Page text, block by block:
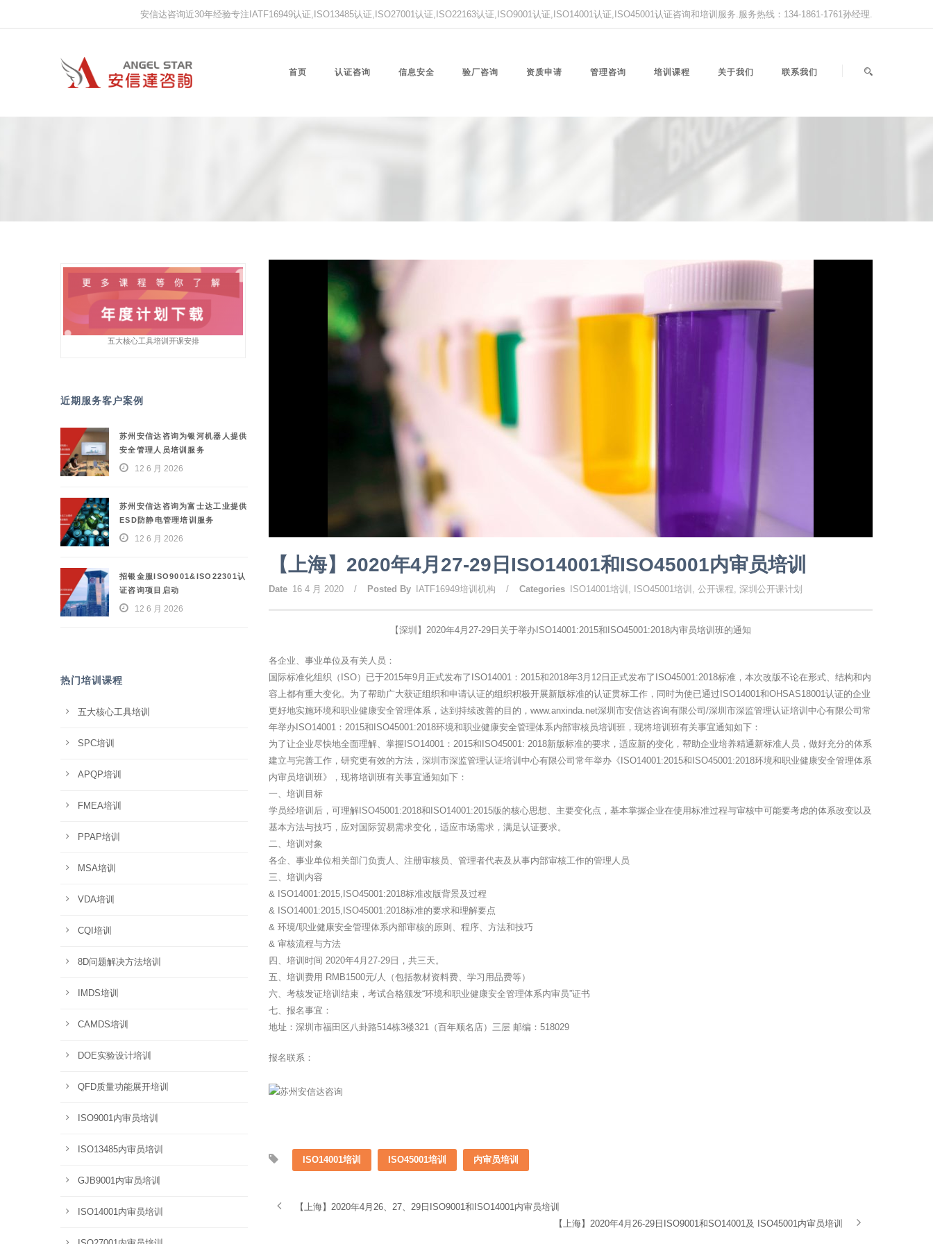
安信达咨询近30年经验专注IATF16949认证,ISO13485认证,ISO27001认证,ISO22163认证,ISO9001认证,ISO14001认证,ISO45001认证咨询和培训服务.服务热线：134-1861-1761孙经理.
首页 认证咨询 信息安全 验厂咨询 资质申请 管理咨询 培训课程 关于我们 联系我们
【上海】2020年4月27-29日ISO14001和ISO45001内审员培训
Date 16 4 月 2020 / Posted By IATF16949培训机构 / Categories ISO14001培训 , ISO45001培训 , 公开课程, 深圳公开课计划
【深圳】2020年4月27-29日关于举办ISO14001:2015和ISO45001:2018内审员培训班的通知
各企业、事业单位及有关人员：
国际标准化组织（ISO）已于2015年9月正式发布了ISO14001：2015和2018年3月12日正式发布了ISO45001:2018标准，本次改版不论在形式、结构和内
容上都有重大变化。为了帮助广大获证组织和申请认证的组织积极开展新版标准的认证贯标工作，同时为使已通过ISO14001和OHSAS18001认证的企业
更好地实施环境和职业健康安全管理体系，达到持续改善的目的，www.anxinda.net深圳市安信达咨询有限公司/深圳市深监管理认证培训中心有限公司常
年举办ISO14001：2015和ISO45001:2018环境和职业健康安全管理体系内部审核员培训班，现将培训班有关事宜通知如下：
为了让企业尽快地全面理解、掌握ISO14001：2015和ISO45001: 2018新版标准的要求，适应新的变化，帮助企业培养精通新标准人员，做好充分的体系
建立与完善工作，研究更有效的方法，深圳市深监管理认证培训中心有限公司常年举办《ISO14001:2015和ISO45001:2018环境和职业健康安全管理体系
内审员培训班》，现将培训班有关事宜通知如下：
一、培训目标
学员经培训后，可理解ISO45001:2018和ISO14001:2015版的核心思想、主要变化点，基本掌握企业在使用标准过程与审核中可能要考虑的体系改变以及
基本方法与技巧，应对国际贸易需求变化，适应市场需求，满足认证要求。
二、培训对象
各企、事业单位相关部门负责人、注册审核员、管理者代表及从事内部审核工作的管理人员
三、培训内容
& ISO14001:2015,ISO45001:2018标准改版背景及过程
& ISO14001:2015,ISO45001:2018标准的要求和理解要点
& 环境/职业健康安全管理体系内部审核的原则、程序、方法和技巧
& 审核流程与方法
四、培训时间 2020年4月27-29日，共三天。
五、培训费用 RMB1500元/人（包括教材资料费、学习用品费等）
六、考核发证培训结束，考试合格颁发“环境和职业健康安全管理体系内审员”证书
七、报名事宜：
地址：深圳市福田区八卦路514栋3楼321（百年顺名店）三层 邮编：518029
报名联系：
ISO14001培训 ISO45001培训 内审员培训
【上海】2020年4月26、27、29日ISO9001和ISO14001内审员培训
【上海】2020年4月26-29日ISO9001和SO14001及 ISO45001内审员培训
五大核心工具培训开课安排
近期服务客户案例
苏州安信达咨询为银河机器人提供
安全管理人员培训服务
12 6 月 2026
苏州安信达咨询为富士达工业提供
ESD防静电管理培训服务
12 6 月 2026
招银金服ISO9001&ISO22301认
证咨询项目启动
12 6 月 2026
热门培训课程
五大核心工具培训
SPC培训
APQP培训
FMEA培训
PPAP培训
MSA培训
VDA培训
CQI培训
8D问题解决方法培训
IMDS培训
CAMDS培训
DOE实验设计培训
QFD质量功能展开培训
ISO9001内审员培训
ISO13485内审员培训
GJB9001内审员培训
ISO14001内审员培训